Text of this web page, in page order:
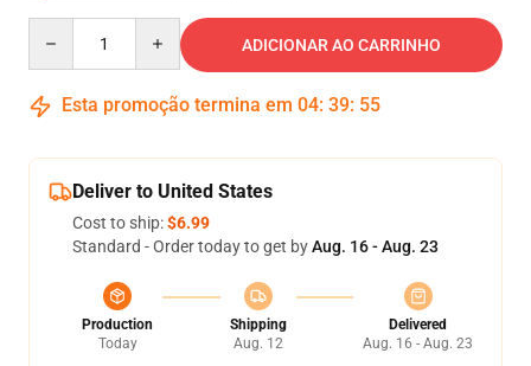
ADICIONAR AO CARRINHO
Esta promoção termina em 04: 39: 54
Deliver to United States
Cost to ship:$6.99
Standard - Order today to get byAug. 16 - Aug. 23
Production
Today
Shipping
Aug. 12
Delivered
Aug. 16 - Aug. 23